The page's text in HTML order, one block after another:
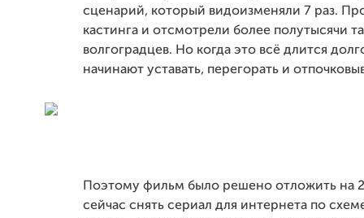
сценарий, который видоизменяли 7 раз.
кастинга и отсмотрели более полутысячи
волгоградцев. Но когда это всё длится
начинают уставать, перегорать и
Поэтому фильм было решено отложить на
сейчас снять сериал для интернета по